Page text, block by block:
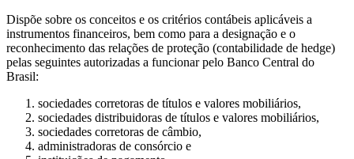
Dispõe sobre os conceitos e os critérios contábeis aplicáveis a
instrumentos financeiros, bem como para a designação e o
reconhecimento das relações de proteção (contabilidade de hedge)
pelas seguintes autorizadas a funcionar pelo Banco Central do
Brasil:
sociedades corretoras de títulos e valores mobiliários,
sociedades distribuidoras de títulos e valores mobiliários,
sociedades corretoras de câmbio,
administradoras de consórcio e